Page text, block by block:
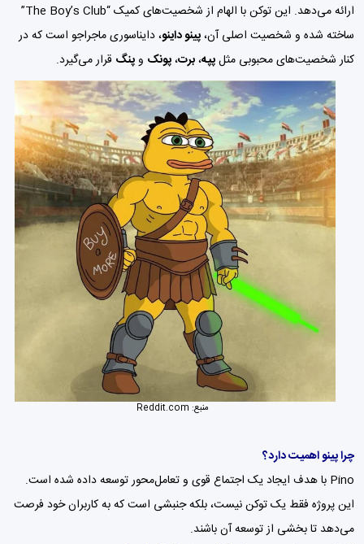
ارائه می‌دهد. این توکن با الهام از شخصیت‌های کمیک “The Boy’s Club”
ساخته شده و شخصیت اصلی آن،پینو داینو، دایناسوری ماجراجو است که در
کنار شخصیت‌های محبوبی مثلپپه،برت،پونک و پنگ قرار می‌گیرد.
منبع: Reddit.com
چرا پینو اهمیت دارد؟
Pino با هدف ایجاد یک اجتماع قوی و تعامل‌محور توسعه داده شده است.
این پروژه فقط یک توکن نیست، بلکه جنبشی است که به کاربران خود فرصت
می‌دهد تا بخشی از توسعه آن باشند.